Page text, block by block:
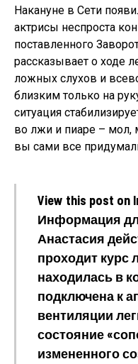
Накануне в Сети
актрисы неспроста
поставленного
рассказывает о ходе
ложных слухов и
близким только на
ситуация
во лжи и пиаре – мол,
вы сами все
View this post on
Информация
Анастасия
проходит курс
находилась в
подключена к
вентиляции
состояние
измененного